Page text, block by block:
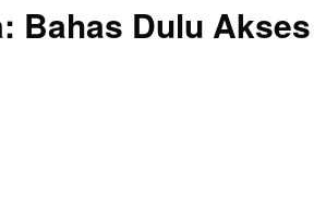
Bahas Dulu